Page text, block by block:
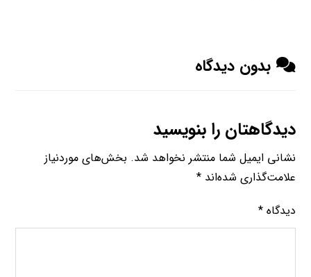
بدون دیدگاه
دیدگاهتان را بنویسید
نشانی ایمیل شما منتشر نخواهد شد. بخش‌های موردنیاز
علامت‌گذاری شده‌اند*
دیدگاه*